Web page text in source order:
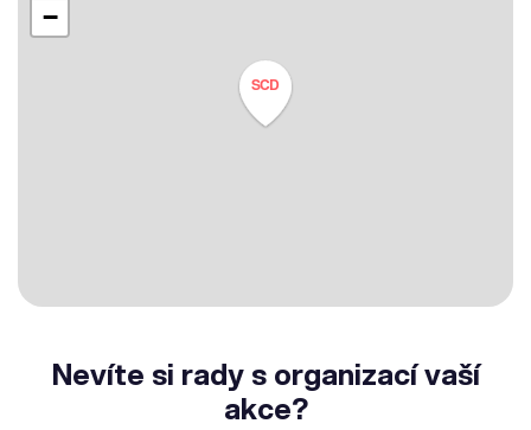
SCD
−
Nevíte si rady s organizací vaší
akce?